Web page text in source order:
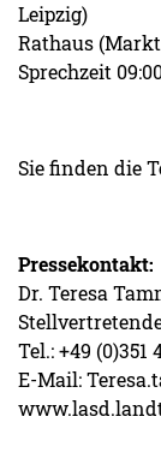
Leipzig)
Rathaus (Markt
Sprechzeit
Sie finden die
Pressekontakt:
Dr. Teresa
Tel.: +49 (0)351
E-Mail: